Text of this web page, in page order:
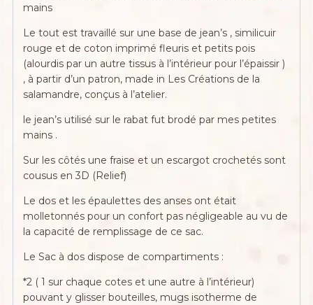
mains
Le tout est travaillé sur une base de jean’s , similicuir
rouge et de coton imprimé fleuris et petits pois
(alourdis par un autre tissus à l’intérieur pour l’épaissir )
, à partir d’un patron, made in Les Créations de la
salamandre, conçus à l’atelier.
le jean’s utilisé sur le rabat fut brodé par mes petites
mains .
Sur les côtés une fraise et un escargot crochetés sont
cousus en 3D (Relief)
Le dos et les épaulettes des anses ont était
molletonnés pour un confort pas négligeable au vu de
la capacité de remplissage de ce sac.
Le Sac à dos dispose de compartiments :
*2 ( 1 sur chaque cotes et une autre à l’intérieur)
pouvant y glisser bouteilles, mugs isotherme de